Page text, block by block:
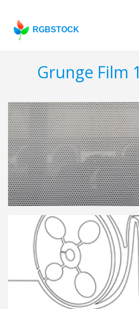
RGBSTOCK
Grunge Film 1